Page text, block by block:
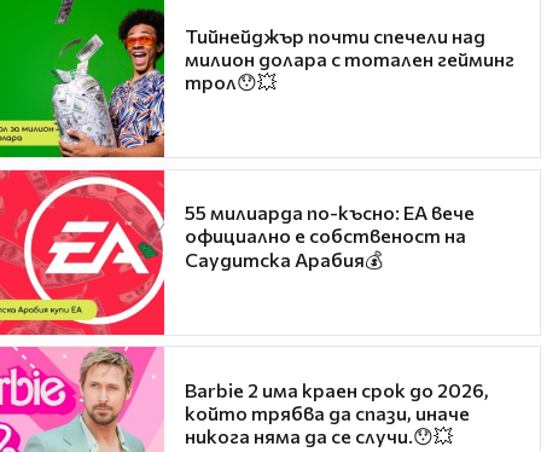
Тийнейджър почти спечели над
милион долара с тотален гейминг
трол😯💥
55 милиарда по-късно: EA вече
официално е собственост на
Саудитска Арабия💰
Barbie 2 има краен срок до 2026,
който трябва да спази, иначе
никога няма да се случи.😯💥